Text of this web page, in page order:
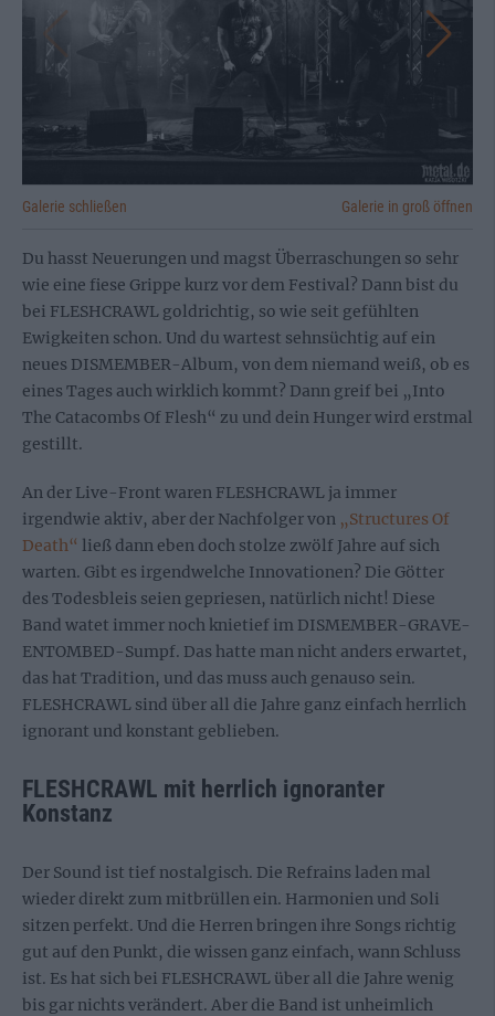
Galerie schließen Galerie in groß öffnen
Du hasst Neuerungen und magst Überraschungen so sehr
wie eine fiese Grippe kurz vor dem Festival? Dann bist du
bei FLESHCRAWL goldrichtig, so wie seit gefühlten
Ewigkeiten schon. Und du wartest sehnsüchtig auf ein
neues DISMEMBER-Album, von dem niemand weiß, ob es
eines Tages auch wirklich kommt? Dann greif bei „Into
The Catacombs Of Flesh“ zu und dein Hunger wird erstmal
gestillt.
An der Live-Front waren FLESHCRAWL ja immer
irgendwie aktiv, aber der Nachfolger von „Structures Of
Death“ ließ dann eben doch stolze zwölf Jahre auf sich
warten. Gibt es irgendwelche Innovationen? Die Götter
des Todesbleis seien gepriesen, natürlich nicht! Diese
Band watet immer noch knietief im DISMEMBER-GRAVE-
ENTOMBED-Sumpf. Das hatte man nicht anders erwartet,
das hat Tradition, und das muss auch genauso sein.
FLESHCRAWL sind über all die Jahre ganz einfach herrlich
ignorant und konstant geblieben.
FLESHCRAWL mit herrlich ignoranter
Konstanz
Der Sound ist tief nostalgisch. Die Refrains laden mal
wieder direkt zum mitbrüllen ein. Harmonien und Soli
sitzen perfekt. Und die Herren bringen ihre Songs richtig
gut auf den Punkt, die wissen ganz einfach, wann Schluss
ist. Es hat sich bei FLESHCRAWL über all die Jahre wenig
bis gar nichts verändert. Aber die Band ist unheimlich